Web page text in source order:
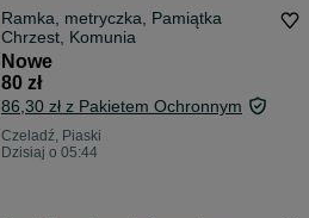
Ramka, metryczka, Pamiątka
Chrzest, Komunia
Nowe
80 zł
86,30 zł z Pakietem Ochronnym
Czeladź, Piaski
Dzisiaj o 05:44